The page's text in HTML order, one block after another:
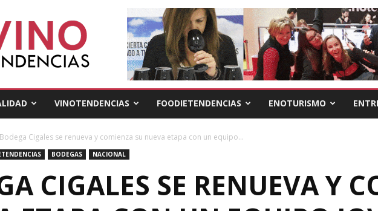
VINOTENDENCIAS FOODIETENDENCIAS ENOTURISMO
Bodega Cigales se renueva y comienza su nueva etapa con un equipo...
BODEGAS NACIONAL
CIGALES SE RENUEVA Y